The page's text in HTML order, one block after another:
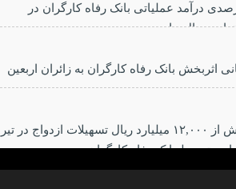
۶۴ درصدی درآمد عملیاتی بانک رفاه کارگران در
سال جاری
اثربخش بانک رفاه کارگران به زائران اربعین
پرداخت بیش از ۱۲,۰۰۰ میلیارد ریال تسهیلات ازدواج در تیر
توسط بانک رفاه کارگران